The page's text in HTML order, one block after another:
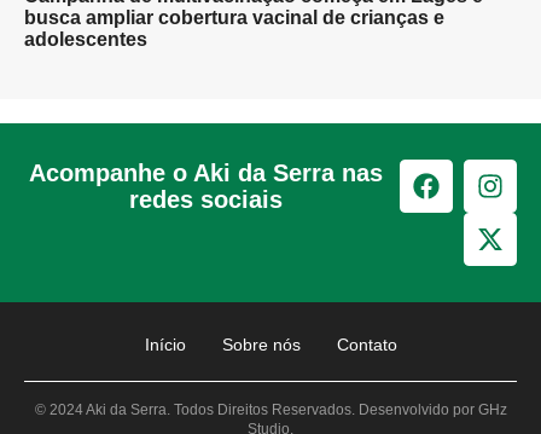
busca ampliar cobertura vacinal de crianças e
adolescentes
Acompanhe o Aki da Serra nas
redes sociais
Início Sobre nós Contato
© 2024 Aki da Serra. Todos Direitos Reservados. Desenvolvido por GHz
Studio.